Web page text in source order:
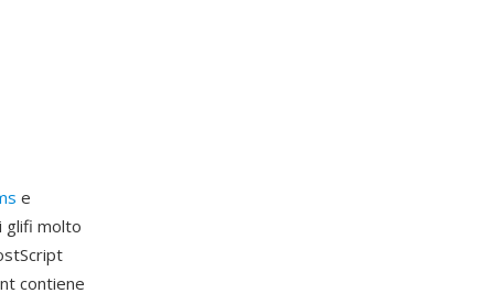
e
glifi molto
contiene